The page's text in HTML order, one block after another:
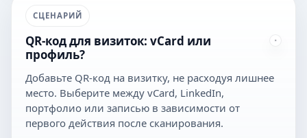
СЦЕНАРИЙ
QR-код для визиток: vCard или
профиль?
Добавьте QR-код на визитку, не расходуя лишнее
место. Выберите между vCard, LinkedIn,
портфолио или записью в зависимости от
первого действия после сканирования.